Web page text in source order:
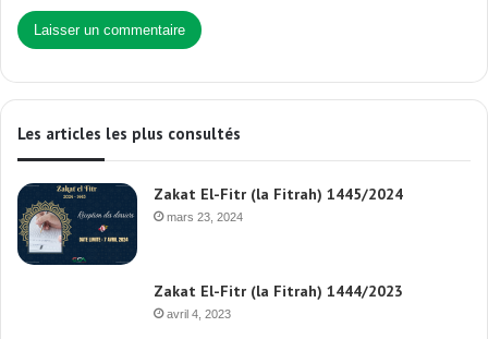
Les articles les plus consultés
Zakat El-Fitr (la Fitrah) 1445/2024
mars 23, 2024
Zakat El-Fitr (la Fitrah) 1444/2023
avril 4, 2023